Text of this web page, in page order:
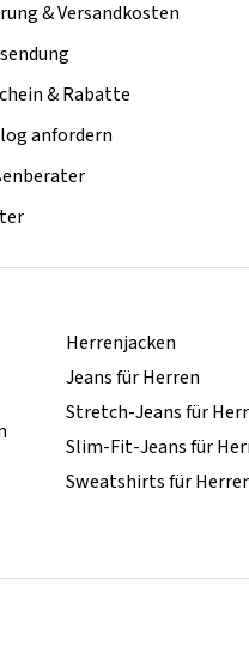
& Versandkosten
& Rabatte
anfordern
Herrenjacken
Jeans für Herren
Stretch-Jeans für
Slim-Fit-Jeans für
Sweatshirts für